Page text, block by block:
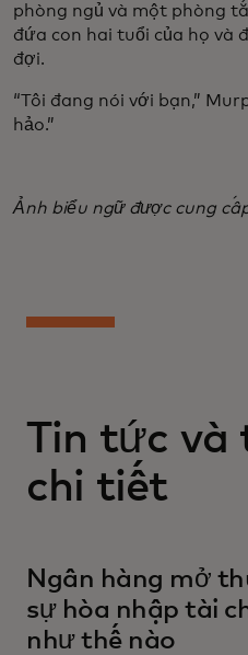
phòng ngủ và một phòng
đứa con hai tuổi của họ và
đợi.
“Tôi đang nói với bạn,”
hảo.”
Ảnh biểu ngữ được cung
Tin tức và
chi tiết
Ngân hàng mở
sự hòa nhập tài
như thế nào